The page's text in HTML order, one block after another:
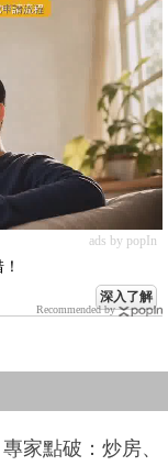
ads by popIn
深入了解
Recommended by
家點破：炒房、